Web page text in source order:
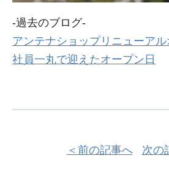
-過去のブログ-
アンテナショップリニューアル
社員一丸で迎えたオープン日
＜前の記事へ 次の